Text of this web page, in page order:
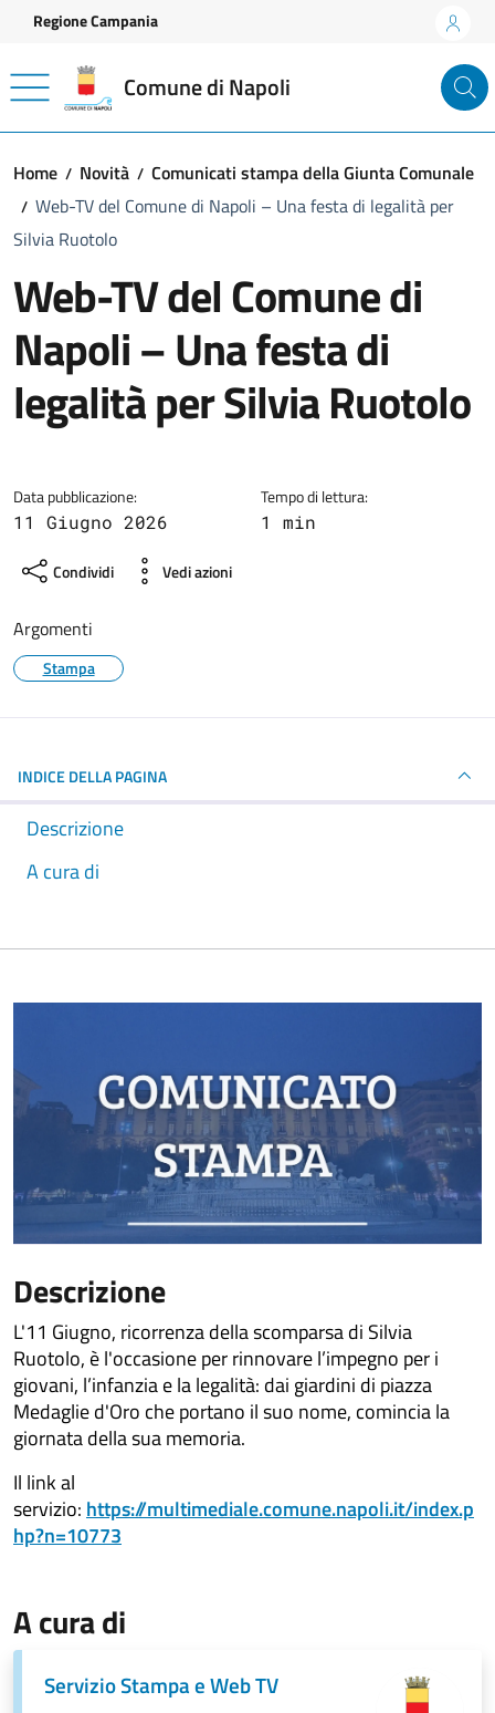
Vai ai contenuti
Vai al footer
Regione Campania
Comune di Napoli
Home Novità
Comunicati stampa della Giunta Comunale
Web-TV del Comune di Napoli – Una festa di legalità per
Silvia Ruotolo
Web-TV del Comune di
Napoli – Una festa di
legalità per Silvia Ruotolo
Data pubblicazione:
11 Giugno 2026
Tempo di lettura:
1 min
Condividi Vedi azioni
Argomenti
Stampa
INDICE DELLA PAGINA
Descrizione
A cura di
Descrizione
L'11 Giugno, ricorrenza della scomparsa di Silvia
Ruotolo, è l'occasione per rinnovare l’impegno per i
giovani, l’infanzia e la legalità: dai giardini di piazza
Medaglie d'Oro che portano il suo nome, comincia la
giornata della sua memoria.
Il link al
servizio: https://multimediale.comune.napoli.it/index.p
hp?n=10773
A cura di
Servizio Stampa e Web TV